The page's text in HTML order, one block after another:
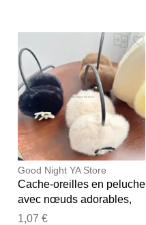
Good Night YA Store
Cache-oreilles en peluche
avec nœuds adorables,
cache-oreilles thermiques
1,07 €